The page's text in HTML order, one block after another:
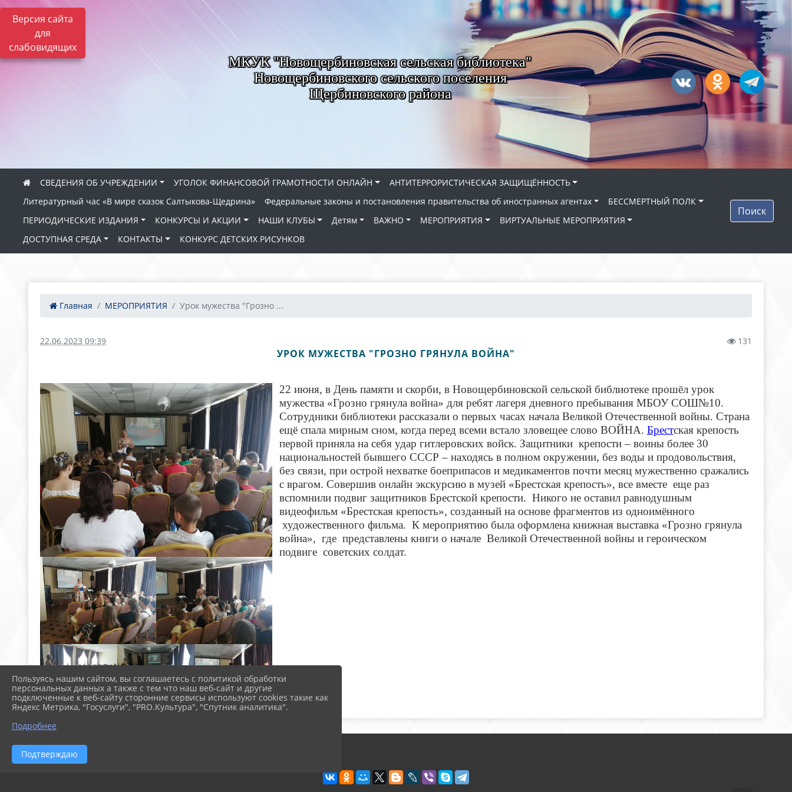
Версия сайта
для
слабовидящих
МКУК "Новощербиновская сельская библиотека"
Новощербиновского сельского поселения
Щербиновского района
СВЕДЕНИЯ ОБ УЧРЕЖДЕНИИ УГОЛОК ФИНАНСОВОЙ ГРАМОТНОСТИ ОНЛАЙН
АНТИТЕРРОРИСТИЧЕСКАЯ ЗАЩИЩЁННОСТЬ
Литературный час «В мире сказок Салтыкова-Щедрина»
Федеральные законы и постановления правительства об иностранных агентах
БЕССМЕРТНЫЙ ПОЛК
ПЕРИОДИЧЕСКИЕ ИЗДАНИЯ
КОНКУРСЫ И АКЦИИ НАШИ КЛУБЫ Детям ВАЖНО МЕРОПРИЯТИЯ
ВИРТУАЛЬНЫЕ МЕРОПРИЯТИЯ
ДОСТУПНАЯ СРЕДА
КОНТАКТЫ КОНКУРС ДЕТСКИХ РИСУНКОВ
Поиск
Главная МЕРОПРИЯТИЯ Урок мужества "Грозно ...
22.06.2023 09:39 131
УРОК МУЖЕСТВА "ГРОЗНО ГРЯНУЛА ВОЙНА"
22 июня, в День памяти и скорби, в Новощербиновской сельской библиотеке прошёл урок
мужества «Грозно грянула война» для ребят лагеря дневного пребывания МБОУ СОШ№10.
Сотрудники библиотеки рассказали о первых часах начала Великой Отечественной войны. Страна
ещё спала мирным сном, когда перед всеми встало зловещее слово ВОЙНА. Брестская крепость
первой приняла на себя удар гитлеровских войск. Защитники крепости – воины более 30
национальностей бывшего СССР – находясь в полном окружении, без воды и продовольствия,
без связи, при острой нехватке боеприпасов и медикаментов почти месяц мужественно сражались
с врагом. Совершив онлайн экскурсию в музей «Брестская крепость», все вместе еще раз
вспомнили подвиг защитников Брестской крепости. Никого не оставил равнодушным
видеофильм «Брестская крепость», созданный на основе фрагментов из одноимённого
художественного фильма. К мероприятию была оформлена книжная выставка «Грозно грянула
война», где представлены книги о начале Великой Отечественной войны и героическом
подвиге советских солдат.
Пользуясь нашим сайтом, вы соглашаетесь с политикой обработки
персональных данных а также с тем что наш веб-сайт и другие
подключенные к веб-сайту сторонние сервисы используют cookies такие как
Яндекс Метрика, "Госуслуги", "PRO.Культура", "Спутник аналитика".
Подробнее
Подтверждаю